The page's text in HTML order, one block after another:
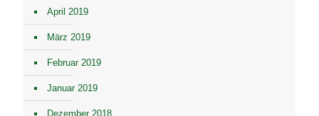
April 2019
März 2019
Februar 2019
Januar 2019
Dezember 2018